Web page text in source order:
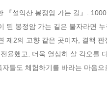
『설악산 봉정암 가는 길』.
된 봉정암 가는 길은 불자라면 누
제2의 고향 같은 곳이자, 결핵 판
율했고, 더욱 열심히 살 각오를
들도 체험하기를 바라는 마음으